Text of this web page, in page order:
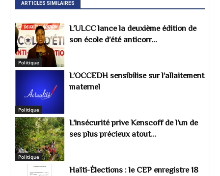
ARTICLES SIMILAIRES
Politique
L’ULCC lance la deuxième édition de
son école d’été anticorr...
Politique
L’OCCEDH sensibilise sur l’allaitement
maternel
Politique
L’insécurité prive Kenscoff de l’un de
ses plus précieux atout...
Haïti-Élections : le CEP enregistre 18